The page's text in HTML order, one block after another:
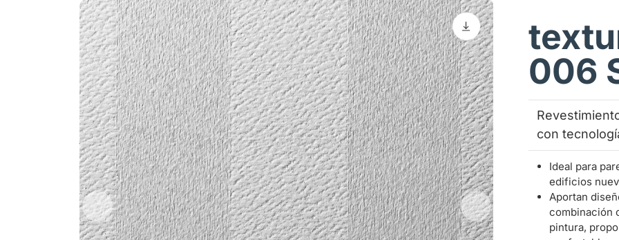
006
con
Ideal para
edificios
Aportan
combinación
pintura,